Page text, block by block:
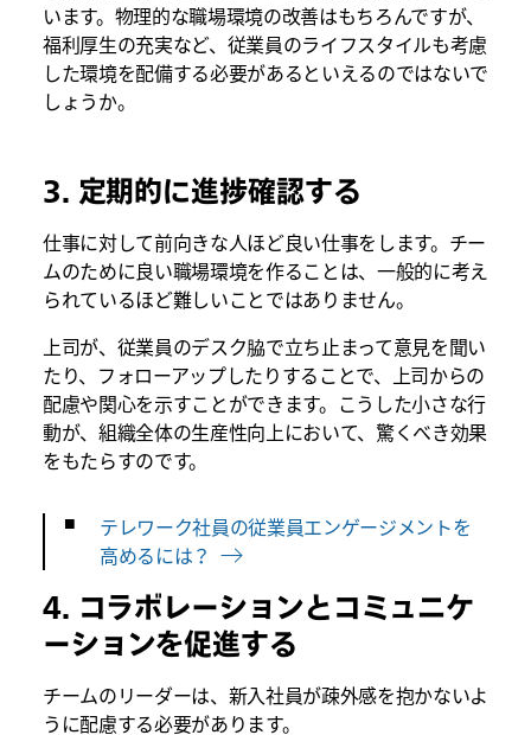
います。物理的な職場環境の改善はもちろんですが、
福利厚生の充実など、従業員のライフスタイルも考慮
した環境を配備する必要があるといえるのではないで
しょうか。
3. 定期的に進捗確認する
仕事に対して前向きな人ほど良い仕事をします。チー
ムのために良い職場環境を作ることは、一般的に考え
られているほど難しいことではありません。
上司が、従業員のデスク脇で立ち止まって意見を聞い
たり、フォローアップしたりすることで、上司からの
配慮や関心を示すことができます。こうした小さな行
動が、組織全体の生産性向上において、驚くべき効果
をもたらすのです。
テレワーク社員の従業員エンゲージメントを
高めるには？
4. コラボレーションとコミュニケ
ーションを促進する
チームのリーダーは、新入社員が疎外感を抱かないよ
うに配慮する必要があります。